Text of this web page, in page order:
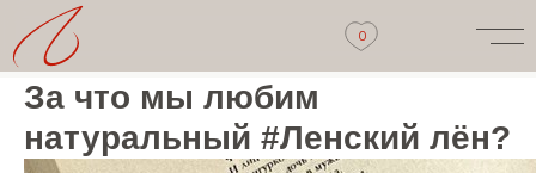
0
За что мы любим
натуральный #Ленский лён?